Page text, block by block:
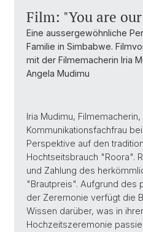
Film: "You are
Eine aussergewöhnliche
Familie in Simbabwe.
mit der Filmemacherin Iria
Angela Mudimu
Iria Mudimu,
Kommunikationsfachfrau
Perspektive auf den
Hochtseitsbrauch "Roora".
und Zahlung des
"Brautpreis". Aufgrund des
der Zeremonie verfügt die
Wissen darüber, was in
Hochzeitszeremonie